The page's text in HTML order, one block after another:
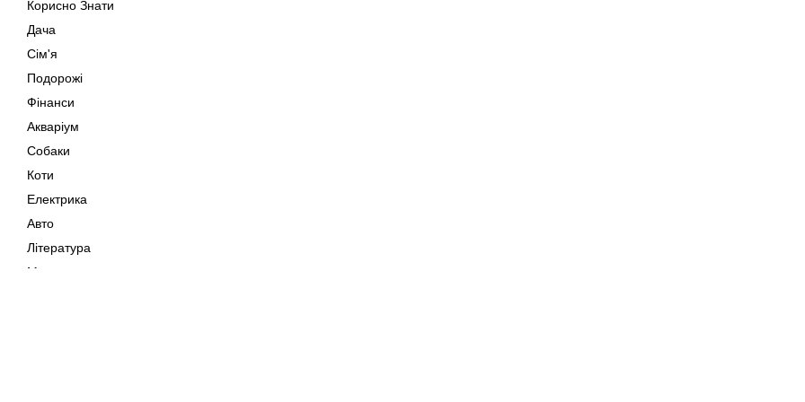
Корисно Знати
Дача
Сім'я
Подорожі
Фінанси
Акваріум
Собаки
Коти
Електрика
Авто
Література
Музика